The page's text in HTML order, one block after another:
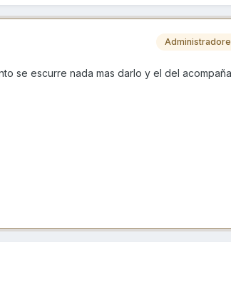
se escurre nada mas darlo y el del